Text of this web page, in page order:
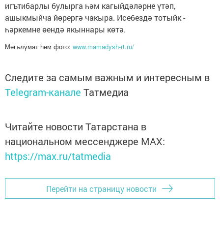
игътибарлы булырга һәм кагыйдәләрне үтәп,
ашыкмыйча йөрергә чакыра. Исебездә тотыйк -
һәркемне өендә якыннары көтә.
Мәгълүмат һәм фото: www.mamadysh-rt.ru/
Следите за самым важным и интересным в
Telegram-канале Татмедиа
Читайте новости Татарстана в
национальном мессенджере MАХ:
https://max.ru/tatmedia
Перейти на страницу новости